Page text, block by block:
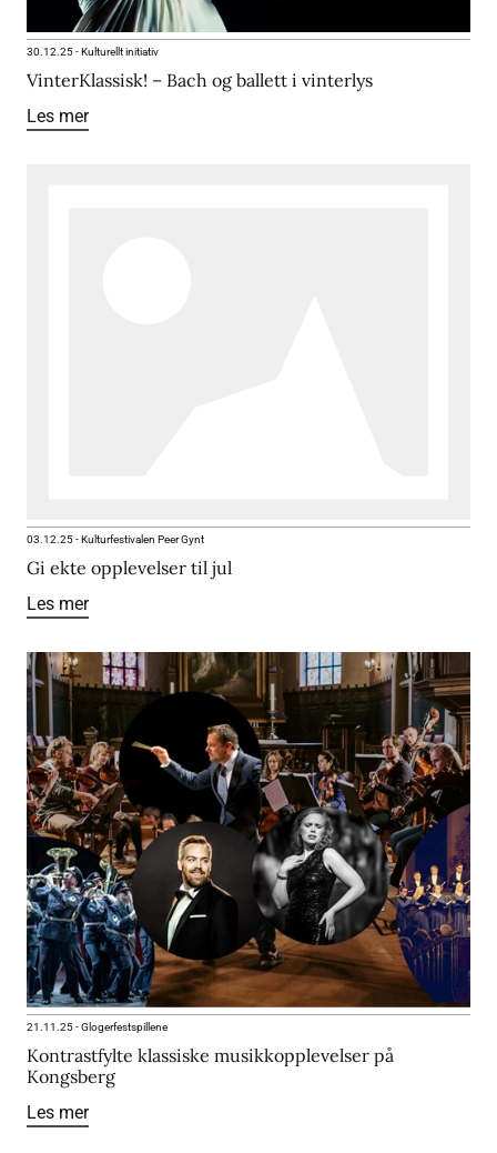
30.12.25-Kulturellt initiativ
VinterKlassisk! – Bach og ballett i vinterlys
Les mer
03.12.25-Kulturfestivalen Peer Gynt
Gi ekte opplevelser til jul
Les mer
21.11.25-Glogerfestspillene
Kontrastfylte klassiske musikkopplevelser på
Kongsberg
Les mer